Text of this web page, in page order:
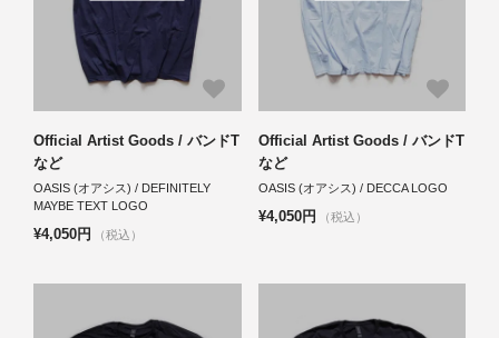
Official Artist Goods / バンドT
など
OASIS (オアシス) / DEFINITELY
MAYBE TEXT LOGO
¥4,050円 （税込）
Official Artist Goods / バンドT
など
OASIS (オアシス) / DECCA LOGO
¥4,050円 （税込）